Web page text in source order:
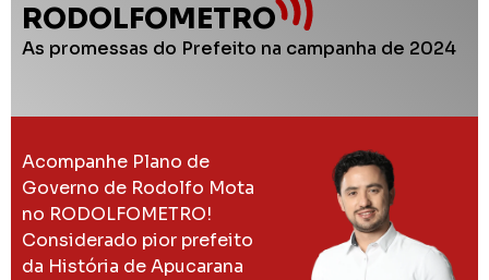
RODOLFOMETRO
As promessas do Prefeito na campanha de 2024
Acompanhe Plano de
Governo de Rodolfo Mota
no RODOLFOMETRO!
Considerado pior prefeito
da História de Apucarana